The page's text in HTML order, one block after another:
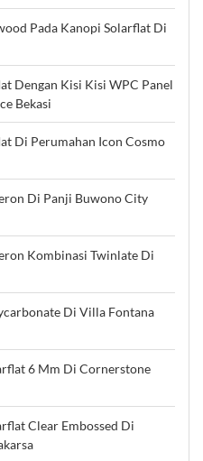
Pada Kanopi Solarflat Di
Dengan Kisi Kisi WPC Panel
Bekasi
Di Perumahan Icon Cosmo
Di Panji Buwono City
Kombinasi Twinlate Di
Di Villa Fontana
6 Mm Di Cornerstone
Clear Embossed Di